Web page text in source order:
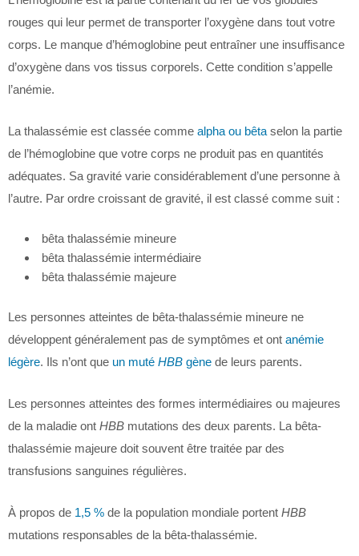
rouges qui leur permet de transporter l’oxygène dans tout votre
corps. Le manque d’hémoglobine peut entraîner une insuffisance
d’oxygène dans vos tissus corporels. Cette condition s’appelle
l’anémie.
La thalassémie est classée comme alpha ou bêta selon la partie
de l’hémoglobine que votre corps ne produit pas en quantités
adéquates. Sa gravité varie considérablement d’une personne à
l’autre. Par ordre croissant de gravité, il est classé comme suit :
bêta thalassémie mineure
bêta thalassémie intermédiaire
bêta thalassémie majeure
Les personnes atteintes de bêta-thalassémie mineure ne
développent généralement pas de symptômes et ont anémie
légère. Ils n’ont que un muté HBB gène de leurs parents.
Les personnes atteintes des formes intermédiaires ou majeures
de la maladie ont HBB mutations des deux parents. La bêta-
thalassémie majeure doit souvent être traitée par des
transfusions sanguines régulières.
À propos de 1,5 % de la population mondiale portent HBB
mutations responsables de la bêta-thalassémie.